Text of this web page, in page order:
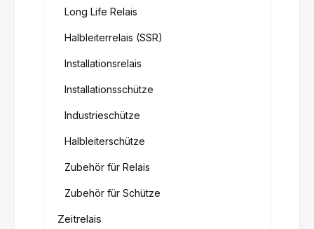
Long Life Relais
Halbleiterrelais (SSR)
Installationsrelais
Installationsschütze
Industrieschütze
Halbleiterschütze
Zubehör für Relais
Zubehör für Schütze
Zeitrelais